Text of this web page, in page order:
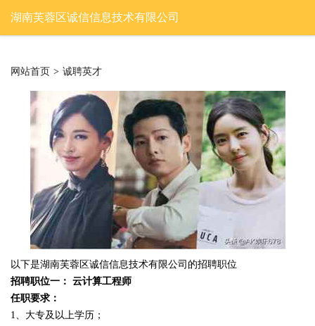
湖南芙蓉区诚信信息技术有限公司
网站首页 > 诚聘英才
以下是湖南芙蓉区诚信信息技术有限公司的招聘职位
招聘职位一： 云计算工程师
任职要求：
1、大专及以上学历；